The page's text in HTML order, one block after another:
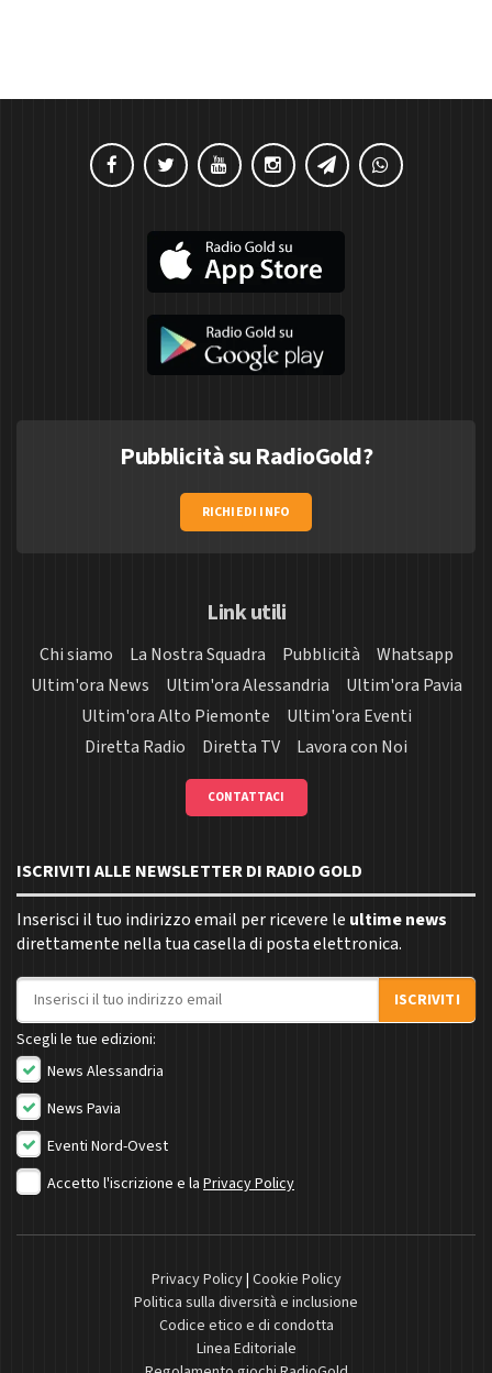
Pubblicità su RadioGold?
RICHIEDI INFO
Link utili
Chi siamo La Nostra Squadra Pubblicità
Whatsapp
Ultim'ora News
Ultim'ora Alessandria
Ultim'ora Pavia
Ultim'ora Alto Piemonte
Ultim'ora Eventi
Diretta Radio
Diretta TV Lavora con Noi
CONTATTACI
ISCRIVITI ALLE NEWSLETTER DI RADIO GOLD
Inserisci il tuo indirizzo email per ricevere le ultime news
direttamente nella tua casella di posta elettronica.
Indirizzo email
ISCRIVITI
Scegli le tue edizioni:
News Alessandria
News Pavia
Eventi Nord-Ovest
Accetto l'iscrizione e la Privacy Policy
Privacy Policy| Cookie Policy
Politica sulla diversità e inclusione
Codice etico e di condotta
Linea Editoriale